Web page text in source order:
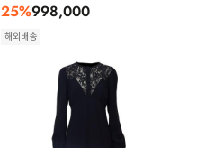
25%998,000
해외배송